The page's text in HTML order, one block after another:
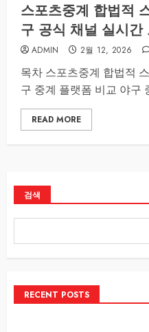
스포츠중계 합법적
구 공식 채널 실시간
ADMIN 2월 12, 2026
목차 스포츠중계 합법적
구 중계 플랫폼 비교 야구
READ MORE
검색
RECENT POSTS